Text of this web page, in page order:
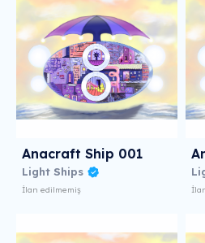
Anacraft Ship 001
Light Ships
İlan edilmemiş